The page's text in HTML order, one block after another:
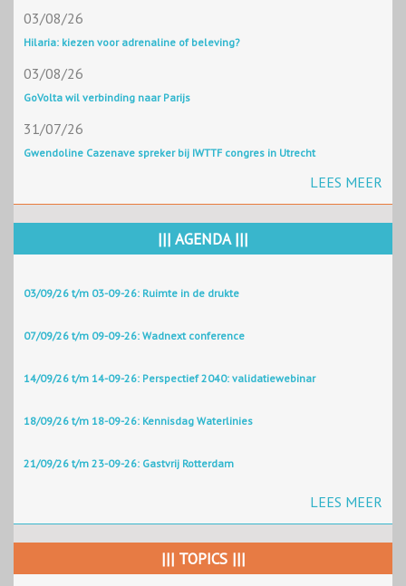
03/08/26
Hilaria: kiezen voor adrenaline of beleving?
03/08/26
GoVolta wil verbinding naar Parijs
31/07/26
Gwendoline Cazenave spreker bij IWTTF congres in Utrecht
LEES MEER
||| AGENDA |||
03/09/26 t/m 03-09-26: Ruimte in de drukte
07/09/26 t/m 09-09-26: Wadnext conference
14/09/26 t/m 14-09-26: Perspectief 2040: validatiewebinar
18/09/26 t/m 18-09-26: Kennisdag Waterlinies
21/09/26 t/m 23-09-26: Gastvrij Rotterdam
LEES MEER
||| TOPICS |||